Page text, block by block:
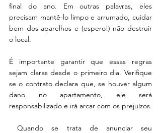
final do ano. Em outras palavras, eles
precisam mantê-lo limpo e arrumado, cuidar
bem dos aparelhos e (espero!) não destruir
o local.
É importante garantir que essas regras
sejam claras desde o primeiro dia. Verifique
se o contrato declara que, se houver algum
dano no apartamento, ele será
Quando se trata de anunciar seu